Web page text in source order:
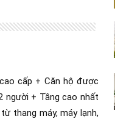
cấp + Căn hộ được
người + Tầng cao nhất
thang máy, máy lạnh,